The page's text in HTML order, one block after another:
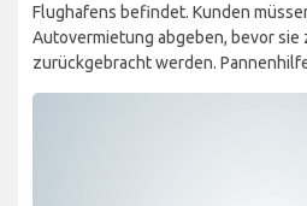
Flughafens befindet. Kunden
Autovermietung abgeben, bevor sie
zurückgebracht werden.